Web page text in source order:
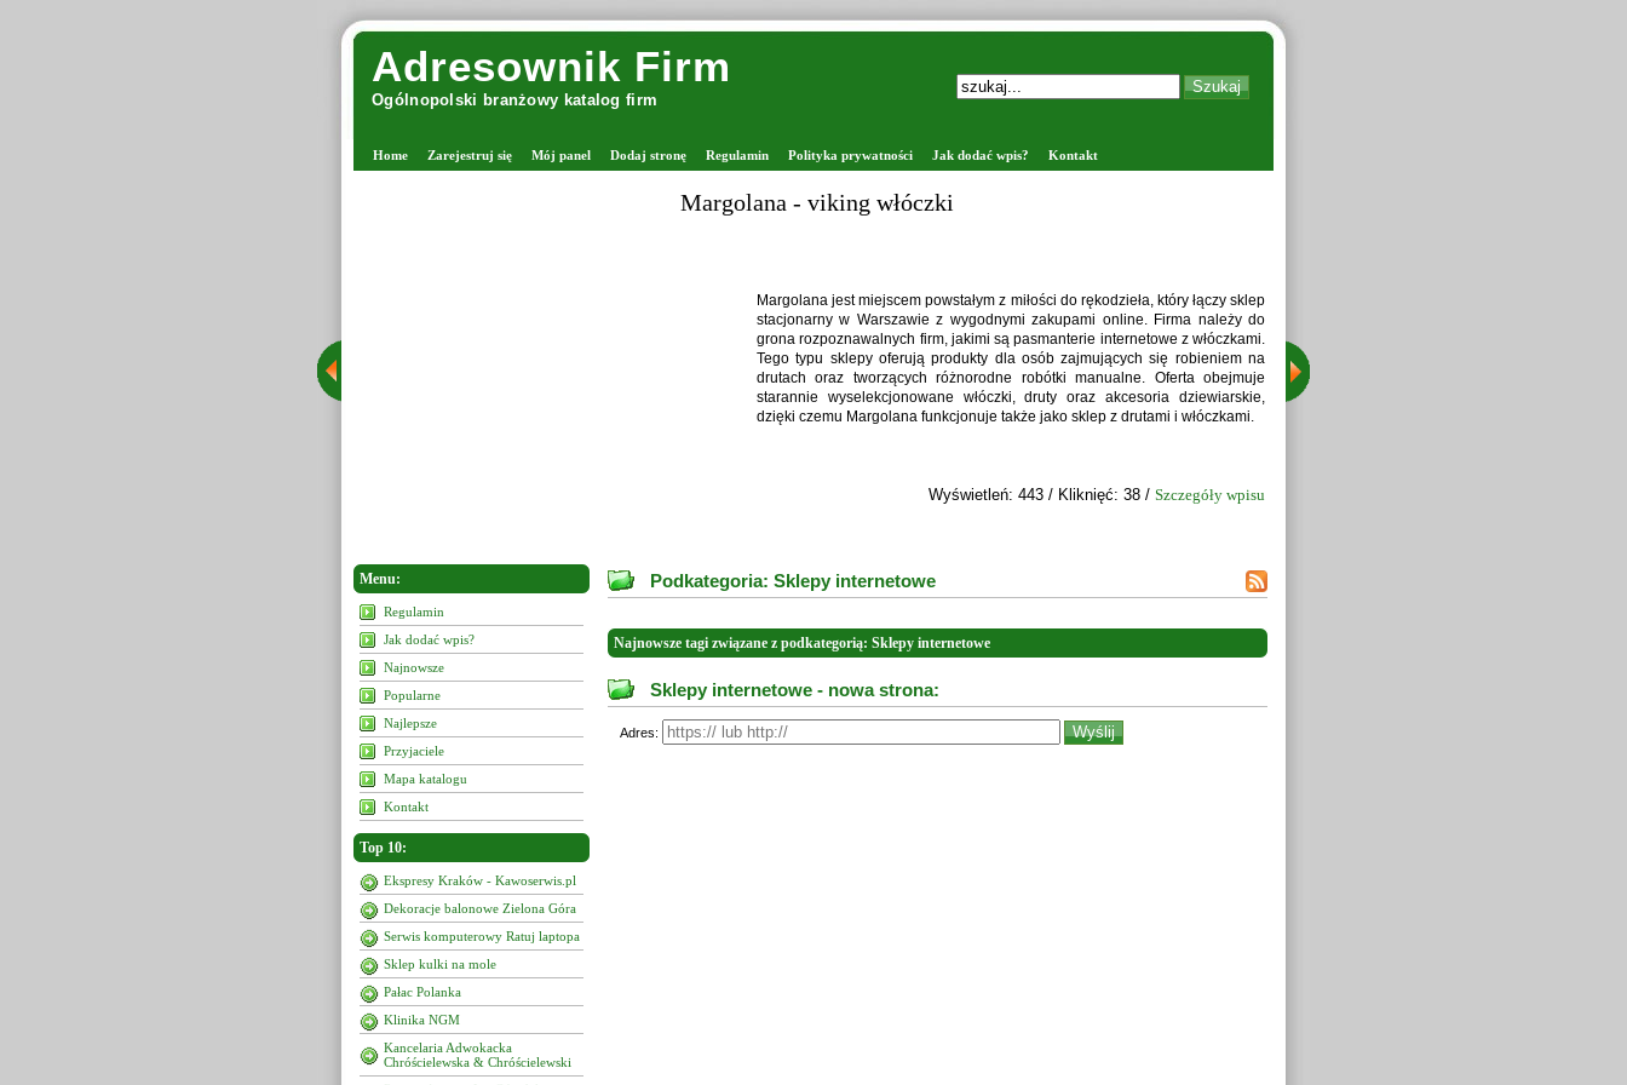
Adresownik Firm
Ogólnopolski branżowy katalog firm
Home Zarejestruj się Mój panel Dodaj stronę Regulamin Polityka prywatności Jak dodać wpis? Kontakt
Margolana - viking włóczki
Margolana jest miejscem powstałym z miłości do rękodzieła, który łączy sklep
stacjonarny w Warszawie z wygodnymi zakupami online. Firma należy do
grona rozpoznawalnych firm, jakimi są pasmanterie internetowe z włóczkami.
Tego typu sklepy oferują produkty dla osób zajmujących się robieniem na
drutach oraz tworzących różnorodne robótki manualne. Oferta obejmuje
starannie wyselekcjonowane włóczki, druty oraz akcesoria dziewiarskie,
dzięki czemu Margolana funkcjonuje także jako sklep z drutami i włóczkami.
Wyświetleń: 443 / Kliknięć: 38 / Szczegóły wpisu
Menu:
Regulamin
Jak dodać wpis?
Najnowsze
Popularne
Najlepsze
Przyjaciele
Mapa katalogu
Kontakt
Top 10:
Ekspresy Kraków - Kawoserwis.pl
Dekoracje balonowe Zielona Góra
Serwis komputerowy Ratuj laptopa
Sklep kulki na mole
Pałac Polanka
Klinika NGM
Kancelaria Adwokacka
Chróścielewska & Chróścielewski
Podkategoria: Sklepy internetowe
Najnowsze tagi związane z podkategorią: Sklepy internetowe
Sklepy internetowe - nowa strona:
Adres: